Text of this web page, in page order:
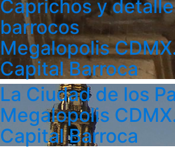
Caprichos y
barrocos
Megalopolis
Capital Barroca
La Ciudad de los
Megalopolis
Capital Barroca